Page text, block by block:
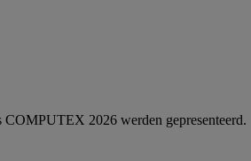
COMPUTEX 2026 werden gepresenteerd.